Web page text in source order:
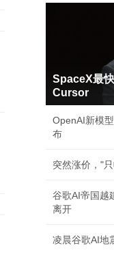
SpaceX最
Cursor
OpenAI新模
布
突然涨价，"
谷歌AI帝国越
离开
凌晨谷歌AI地